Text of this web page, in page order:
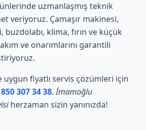
uzmanlaşmış teknik
veriyoruz. Çamaşır makinesi,
buzdolabı, klima, fırın ve küçük
ve onarımlarını garantili
uygun fiyatlı servis çözümleri için
307 34 38.İmamoğlu
herzaman sizin yanınızda!